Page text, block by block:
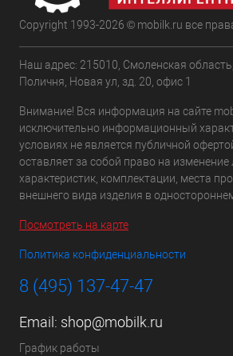
Copyright 1993-2026 © mobilk.ru все
Наш адрес: 215010, Смоленская
Поличня, Новая ул, зд. 20, офис 1
Внимание! Вся информация на сайте
исключительно информационный
условиях не является публичной
оставляет за собой право на
характеристик, комплектации, места
внешнего вида изделия в
Посмотреть на карте
Политика конфиденциальности
8 (495) 137-47-47
Email: shop@mobilk.ru
График работы